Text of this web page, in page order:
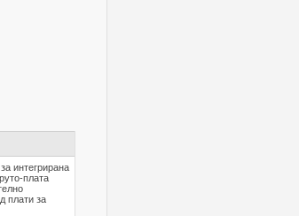
интегрирана
плата
плати за